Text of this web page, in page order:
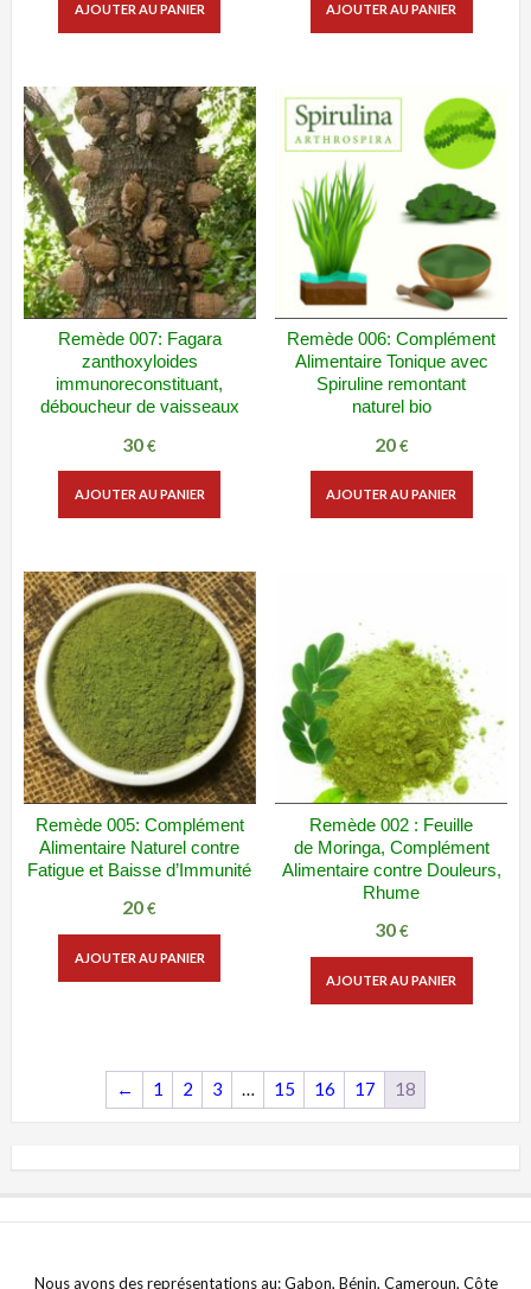
AJOUTER AU PANIER AJOUTER AU PANIER
VUE RAPIDE
ADD WISHLIST
Remède 007: Fagara
zanthoxyloides
immunoreconstituant,
déboucheur de vaisseaux
30€
AJOUTER AU PANIER
VUE RAPIDE
ADD WISHLIST
Remède 006: Complément
Alimentaire Tonique avec
Spiruline remontant
naturel bio
20€
AJOUTER AU PANIER
VUE RAPIDE
ADD WISHLIST
Remède 005: Complément
Alimentaire Naturel contre
Fatigue et Baisse d’Immunité
20€
AJOUTER AU PANIER
VUE RAPIDE
ADD WISHLIST
Remède 002 : Feuille
de Moringa, Complément
Alimentaire contre Douleurs,
Rhume
30€
AJOUTER AU PANIER
← 1 2 3 … 15 16 17 18
Nous avons des représentations au: Gabon, Bénin, Cameroun, Côte